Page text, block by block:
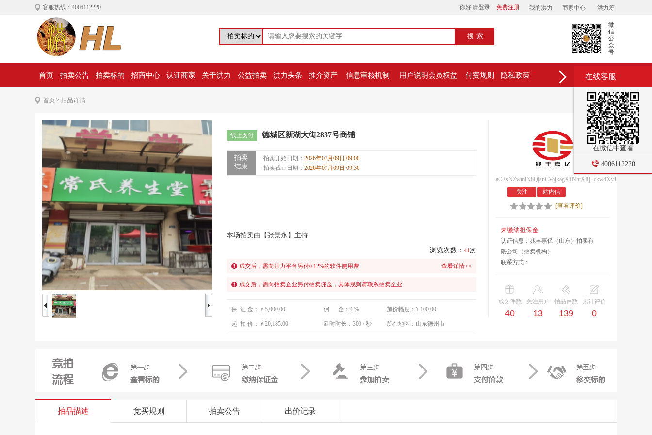
客服热线：4006112220 你好,请登录 免费注册 我的洪力 商家中心 洪力筹
搜索
微
信
公
众
号
首页 拍卖公告 拍卖标的 招商中心 认证商家 关于洪力 公益拍卖 洪力头条 推介资产 信息审核机制 用户说明会员权益 付费规则 隐私政策 在线客服
在微信中查看
4006112220
首页>拍品详情
线上支付 德城区新湖大街2837号商铺
拍卖
结束
拍卖开始日期： 2026年07月09日 09:00
拍卖截止日期： 2026年07月09日 09:30
本场拍卖由【张景永】主持
浏览次数： 41次
成交后，需向洪力平台另付0.12%的软件使用费 查看详情>>
成交后，需向拍卖企业另付拍卖佣金，具体规则请联系拍卖企业
保 证 金： ￥5,000.00
起 拍 价： ￥20,185.00
佣 金： 4 %
延时时长： 300 / 秒
加价幅度： ¥ 100.00
所在地区： 山东德州市
关注
站内信
[查看评价]
未缴纳担保金
认证信息：兆丰嘉亿（山东）拍卖有
限公司（拍卖机构）
联系方式：
成交件数
40
关注用户
13
拍品件数
139
累计评价
0
拍品描述 竞买规则 拍卖公告 出价记录